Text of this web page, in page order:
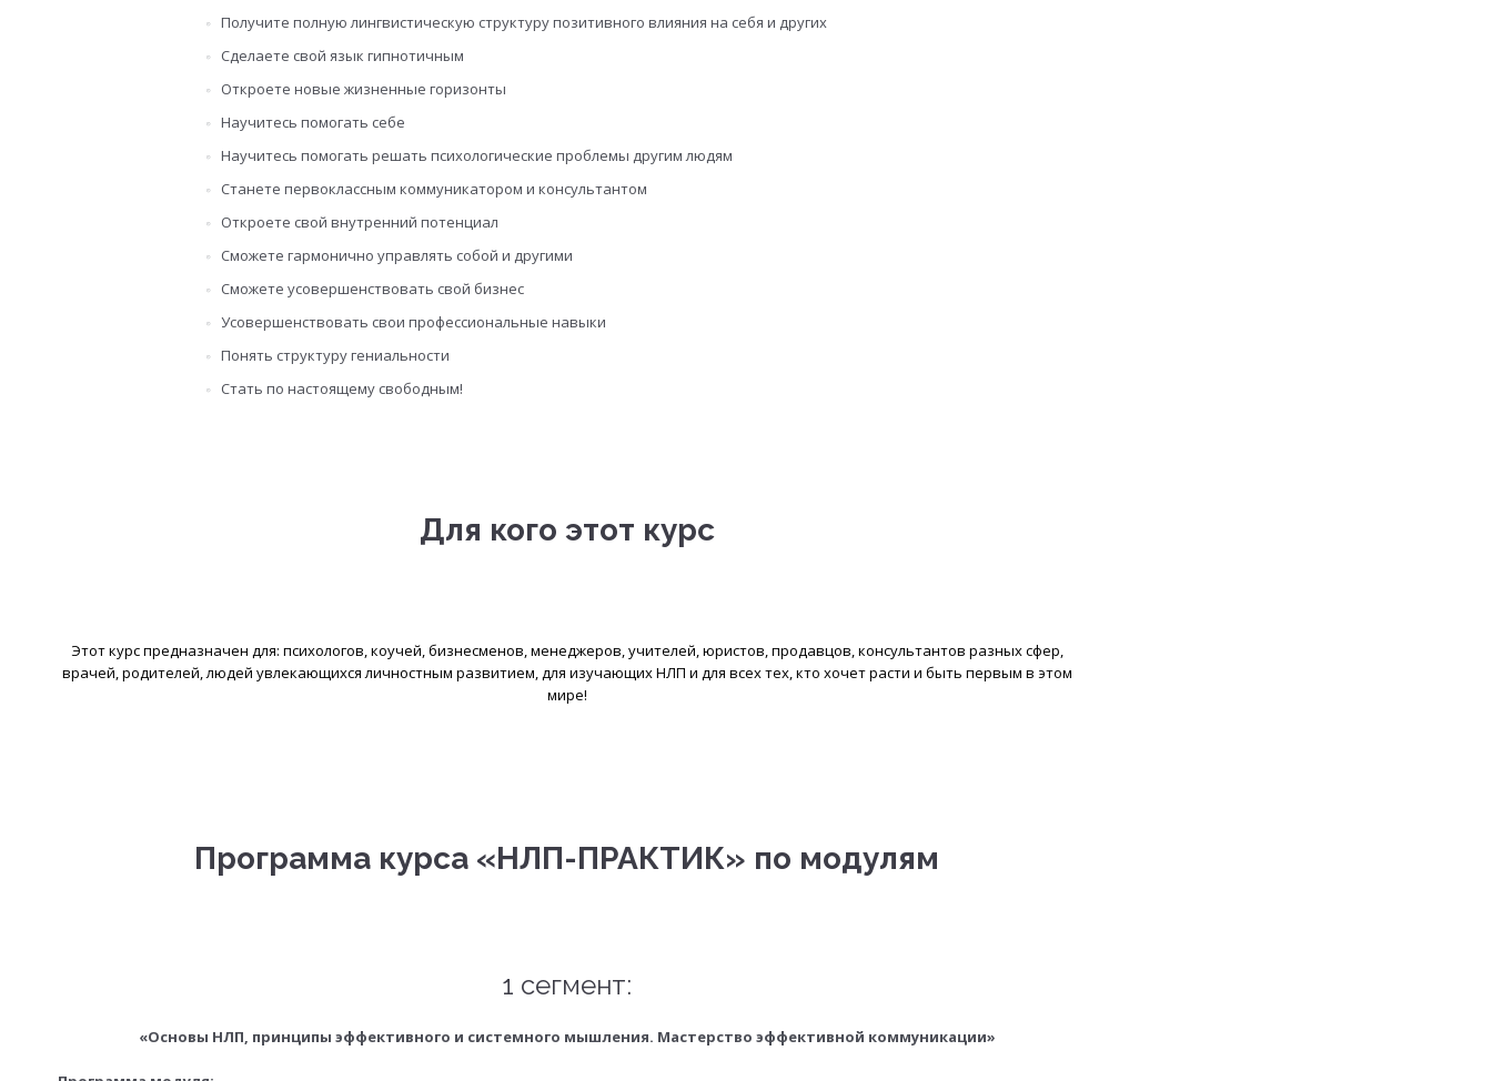
Получите полную лингвистическую структуру позитивного влияния на себя и других
Сделаете свой язык гипнотичным
Откроете новые жизненные горизонты
Научитесь помогать себе
Научитесь помогать решать психологические проблемы другим людям
Станете первоклассным коммуникатором и консультантом
Откроете свой внутренний потенциал
Сможете гармонично управлять собой и другими
Сможете усовершенствовать свой бизнес
Усовершенствовать свои профессиональные навыки
Понять структуру гениальности
Стать по настоящему свободным!
Для кого этот курс
Этот курс предназначен для: психологов, коучей, бизнесменов, менеджеров, учителей, юристов, продавцов, консультантов разных сфер,
врачей, родителей, людей увлекающихся личностным развитием, для изучающих НЛП и для всех тех, кто хочет расти и быть первым в этом
мире!
Программа курса «НЛП-ПРАКТИК» по модулям
1 сегмент:
«Основы НЛП, принципы эффективного и системного мышления. Мастерство эффективной коммуникации»